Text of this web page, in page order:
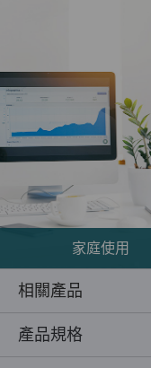
家庭使用
相關產品
產品規格